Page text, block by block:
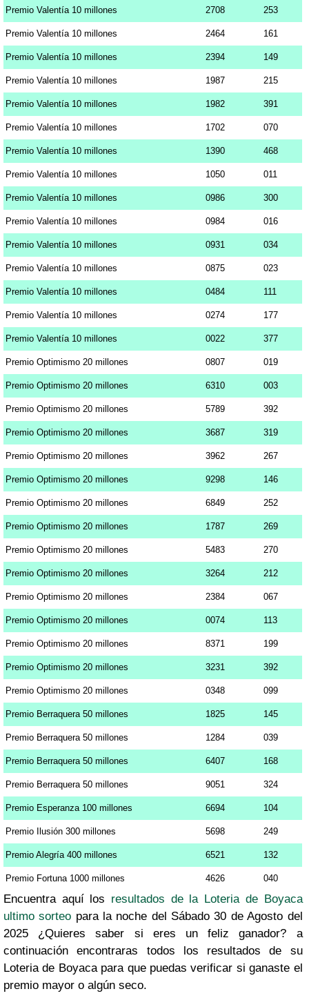
Premio Valentía 10 millones 2708 253
Premio Valentía 10 millones 2464 161
Premio Valentía 10 millones 2394 149
Premio Valentía 10 millones 1987 215
Premio Valentía 10 millones 1982 391
Premio Valentía 10 millones 1702 070
Premio Valentía 10 millones 1390 468
Premio Valentía 10 millones 1050 011
Premio Valentía 10 millones 0986 300
Premio Valentía 10 millones 0984 016
Premio Valentía 10 millones 0931 034
Premio Valentía 10 millones 0875 023
Premio Valentía 10 millones 0484 111
Premio Valentía 10 millones 0274 177
Premio Valentía 10 millones 0022 377
Premio Optimismo 20 millones 0807 019
Premio Optimismo 20 millones 6310 003
Premio Optimismo 20 millones 5789 392
Premio Optimismo 20 millones 3687 319
Premio Optimismo 20 millones 3962 267
Premio Optimismo 20 millones 9298 146
Premio Optimismo 20 millones 6849 252
Premio Optimismo 20 millones 1787 269
Premio Optimismo 20 millones 5483 270
Premio Optimismo 20 millones 3264 212
Premio Optimismo 20 millones 2384 067
Premio Optimismo 20 millones 0074 113
Premio Optimismo 20 millones 8371 199
Premio Optimismo 20 millones 3231 392
Premio Optimismo 20 millones 0348 099
Premio Berraquera 50 millones 1825 145
Premio Berraquera 50 millones 1284 039
Premio Berraquera 50 millones 6407 168
Premio Berraquera 50 millones 9051 324
Premio Esperanza 100 millones 6694 104
Premio Ilusión 300 millones 5698 249
Premio Alegría 400 millones 6521 132
Premio Fortuna 1000 millones 4626 040
Encuentra aquí los resultados de la Loteria de Boyaca
ultimo sorteo para la noche del Sábado 30 de Agosto del
2025 ¿Quieres saber si eres un feliz ganador? a
continuación encontraras todos los resultados de su
Loteria de Boyaca para que puedas verificar si ganaste el
premio mayor o algún seco.